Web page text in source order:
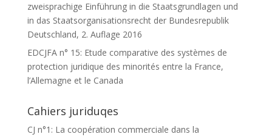
zweisprachige Einführung in die Staatsgrundlagen und
in das Staatsorganisationsrecht der Bundesrepublik
Deutschland, 2. Auflage 2016
EDCJFA n° 15: Etude comparative des systèmes de
protection juridique des minorités entre la France,
l’Allemagne et le Canada
Cahiers juriduqes
CJ n°1: La coopération commerciale dans la